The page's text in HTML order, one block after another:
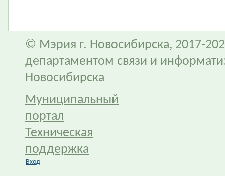
© Мэрия г. Новосибирска, 2017-
департаментом связи и
Новосибирска
Муниципальный
портал
Техническая
поддержка
Вход